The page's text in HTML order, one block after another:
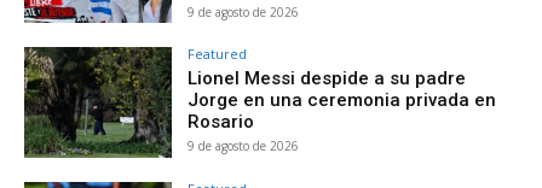
9 de agosto de 2026
Featured
Lionel Messi despide a su padre
Jorge en una ceremonia privada en
Rosario
9 de agosto de 2026